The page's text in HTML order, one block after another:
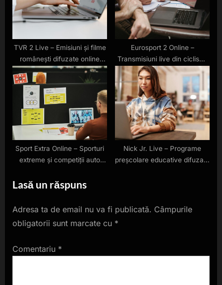
TVR 2 Live – Emisiuni și filme
românești difuzate online
gratuit
Eurosport 2 Online –
Transmisiuni live din ciclism,
tenis și sporturi de iarnă
Sport Extra Online – Sporturi
extreme și competiții auto
Nick Jr. Live – Programe
preșcolare educative difuzate
Lasă un răspuns
Adresa ta de email nu va fi publicată. Câmpurile
obligatorii sunt marcate cu *
Comentariu *